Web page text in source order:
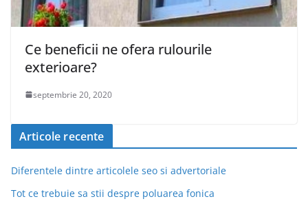
Ce beneficii ne ofera rulourile
exterioare?
septembrie 20, 2020
Articole recente
Diferentele dintre articolele seo si advertoriale
Tot ce trebuie sa stii despre poluarea fonica